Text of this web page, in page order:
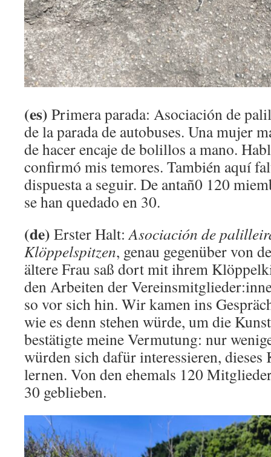
(es) Primera parada: Asociación de
de la parada de autobuses. Una mujer
de hacer encaje de bolillos a mano.
confirmó mis temores. También aquí
dispuesta a seguir. De antañ0 120
se han quedado en 30.
(de) Erster Halt:Asociación de
Klöppelspitzen, genau gegenüber von
ältere Frau saß dort mit ihrem
den Arbeiten der
so vor sich hin. Wir kamen ins
wie es denn stehen würde, um die
bestätigte meine Vermutung: nur
würden sich dafür interessieren, dieses
lernen. Von den ehemals 120
30 geblieben.